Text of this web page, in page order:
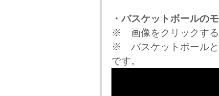
・バスケットボールの
※ 画像をクリックする
※ バスケットボールと
です。